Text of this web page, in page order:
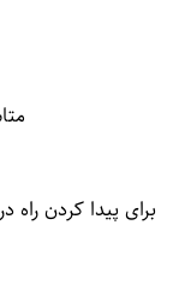
برای پیدا کردن